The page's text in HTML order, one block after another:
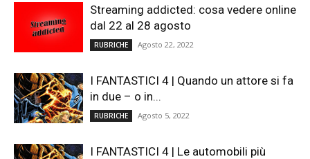
Streaming addicted: cosa vedere online
dal 22 al 28 agosto
RUBRICHE Agosto 22, 2022
I FANTASTICI 4 | Quando un attore si fa
in due – o in...
RUBRICHE Agosto 5, 2022
I FANTASTICI 4 | Le automobili più